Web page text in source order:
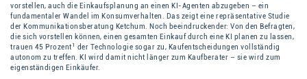
vorstellen, auch die Einkaufsplanung an einen KI-Agenten abzugeben – ein
fundamentaler Wandel im Konsumverhalten. Das zeigt eine repräsentative Studie
der Kommunikationsberatung Ketchum. Noch beeindruckender: Von den Befragten,
die sich vorstellen können, einen gesamten Einkauf durch eine KI planen zu lassen,
trauen 45 Prozent1 der Technologie sogar zu, Kaufentscheidungen vollständig
autonom zu treffen. KI wird damit nicht länger zum Kaufberater – sie wird zum
eigenständigen Einkäufer.